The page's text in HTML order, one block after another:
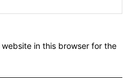
in this browser for the